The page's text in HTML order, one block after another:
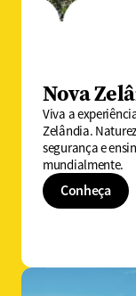
Nova
Viva a
Zelândia.
segurança e
mundialmente.
Conheça